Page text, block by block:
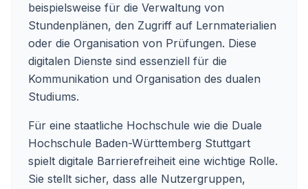
beispielsweise für die Verwaltung von
Stundenplänen, den Zugriff auf Lernmaterialien
oder die Organisation von Prüfungen. Diese
digitalen Dienste sind essenziell für die
Kommunikation und Organisation des dualen
Studiums.
Für eine staatliche Hochschule wie die Duale
Hochschule Baden-Württemberg Stuttgart
spielt digitale Barrierefreiheit eine wichtige Rolle.
Sie stellt sicher, dass alle Nutzergruppen,